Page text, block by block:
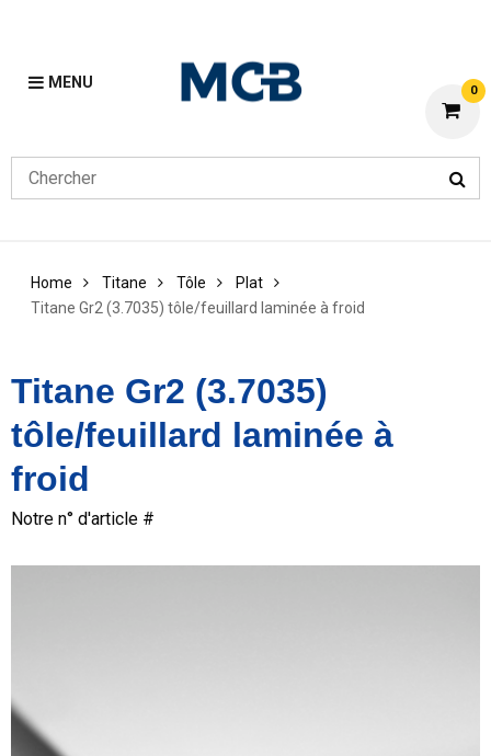
MENU 0
Home Titane Tôle
Plat
Titane Gr2 (3.7035) tôle/feuillard laminée à froid
Titane Gr2 (3.7035)
tôle/feuillard laminée à
froid
Notre n° d'article #